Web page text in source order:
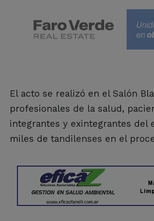
El acto se realizó en el Salón
profesionales de la salud,
integrantes y exintegrantes del
miles de tandilenses en el